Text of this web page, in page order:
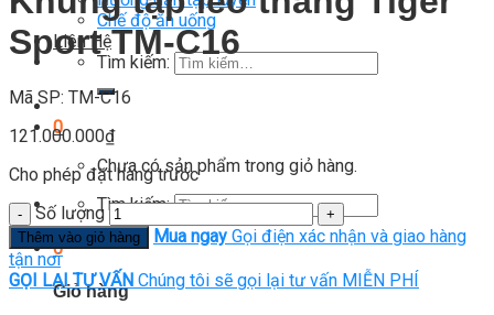
Chế độ ăn uống
Liên Hệ
Tìm kiếm:
0
Chưa có sản phẩm trong giỏ hàng.
Tìm kiếm:
0
Giỏ hàng
Sport TM-C16
Mã SP: TM-C16
121.000.000₫
Cho phép đặt hàng trước
Số lượng
Thêm vào giỏ hàng Mua ngay Gọi điện xác nhận và giao hàng
tận nơi
GỌI LẠI TƯ VẤN Chúng tôi sẽ gọi lại tư vấn MIỄN PHÍ